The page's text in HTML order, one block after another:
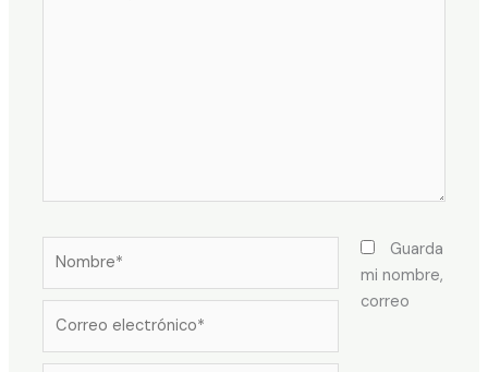
electrónico*
Guarda
mi nombre,
correo